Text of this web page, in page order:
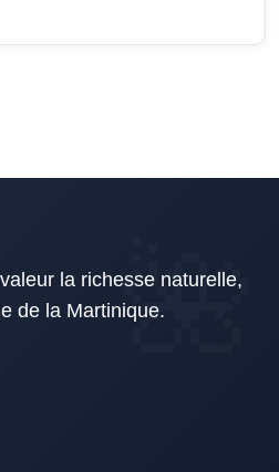
la richesse naturelle,
de la Martinique.